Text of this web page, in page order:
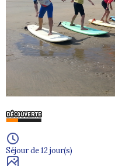
Séjour de 12 jour(s)